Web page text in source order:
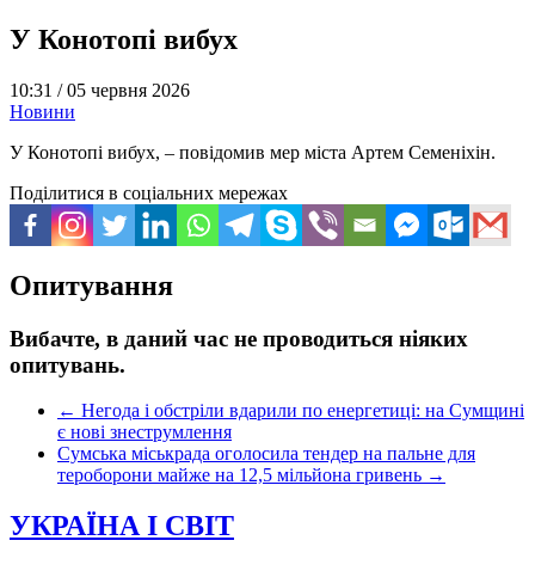
У Конотопі вибух
10:31 /05 червня 2026
Новини
У Конотопі вибух, – повідомив мер міста Артем Семеніхін.
Поділитися в соціальних мережах
Опитування
Вибачте, в даний час не проводиться ніяких
опитувань.
← Негода і обстріли вдарили по енергетиці: на Сумщині
є нові знеструмлення
Сумська міськрада оголосила тендер на пальне для
тероборони майже на 12,5 мільйона гривень →
УКРАЇНА І СВІТ